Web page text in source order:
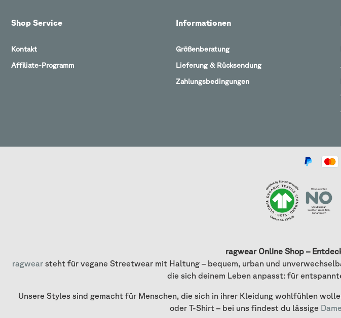
Shop Service
Kontakt
Affiliate-Programm
Informationen
Größenberatung
Lieferung & Rücksendung
Zahlungsbedingungen
ragwear Online Shop –
ragwear steht für vegane Streetwear mit Haltung – bequem, urban und
die sich deinem Leben anpasst: für
Unsere Styles sind gemacht für Menschen, die sich in ihrer Kleidung wohlfühlen
oder T-Shirt – bei uns findest du lässige